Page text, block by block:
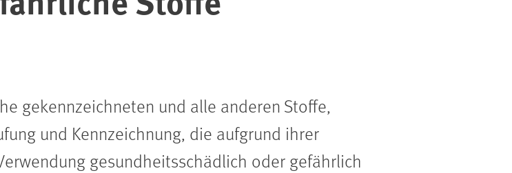
gekennzeichneten und alle anderen Stoffe,
und Kennzeichnung, die aufgrund ihrer
gesundheitsschädlich oder gefährlich